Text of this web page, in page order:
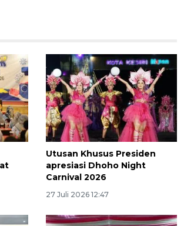
Utusan Khusus Presiden
apresiasi Dhoho Night
Carnival 2026
27 Juli 2026 12:47